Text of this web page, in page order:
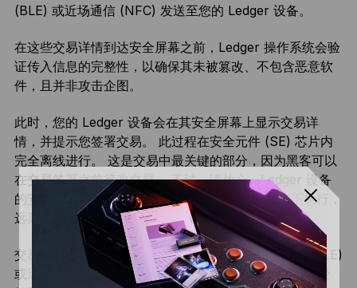
(BLE) 或近场通信 (NFC) 发送至您的 Ledger 设备。
在这些交易详情到达安全屏幕之前，Ledger 操作系统会验
证传入信息的完整性，以确保其未被篡改、不包含恶意软
件，且并非攻击企图。
此时，您的 Ledger 设备会在其安全屏幕上显示交易详
情，并提示您签署交易。 此过程在安全元件 (SE) 芯片内
完全离线进行。 这是交易中最关键的部分，因为黑客可以
在交易签署之前篡改交易。 不过，请放心，Ledger 设备
的安全元件 (SE) 芯片可确保签署过程在离线状态下执行，
远离黑客攻击。
交易签署完成后，会通过 USB 数据线、低功耗蓝牙 (BLE)
或近场通信 (NFC) 发送回您的联网设备。 由于交易已经